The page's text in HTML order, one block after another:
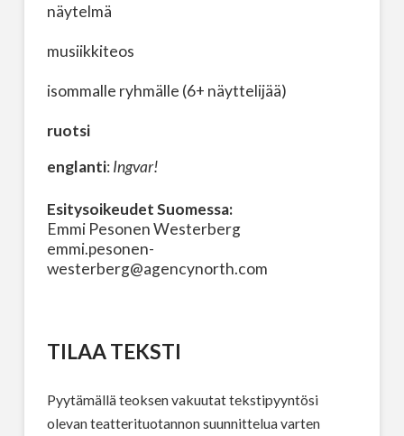
näytelmä
musiikkiteos
isommalle ryhmälle (6+ näyttelijää)
ruotsi
englanti:Ingvar!
Esitysoikeudet Suomessa:
Emmi Pesonen Westerberg
emmi.pesonen-
westerberg@agencynorth.com
TILAA TEKSTI
Pyytämällä teoksen vakuutat tekstipyyntösi
olevan teatterituotannon suunnittelua varten